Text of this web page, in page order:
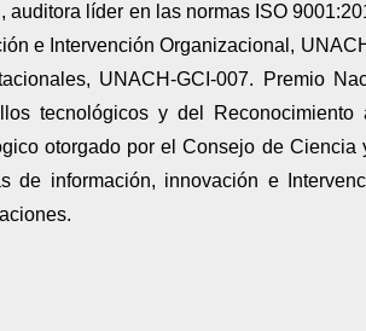
auditora líder en las normas ISO
e Intervención Organizacional,
UNACH-GCI-007. Premio
tecnológicos y del
otorgado por el Consejo de
de información, innovación e